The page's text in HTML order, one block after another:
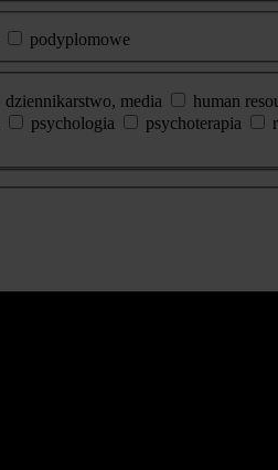
podyplomowe
dziennikarstwo, media human
psychologia psychoterapia